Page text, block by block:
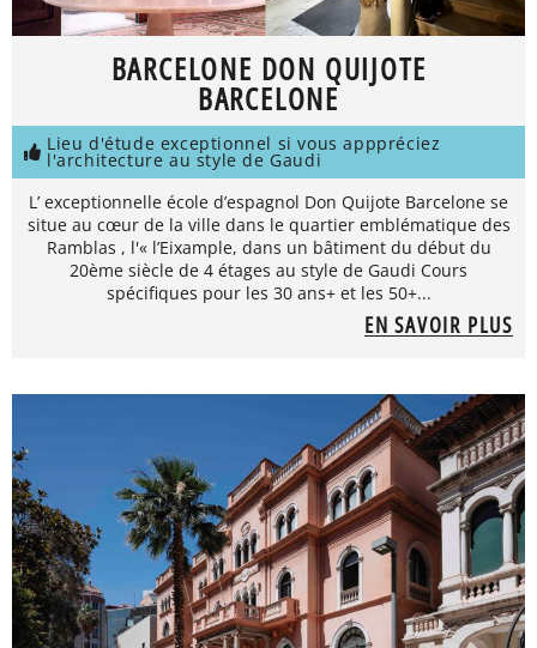
BARCELONE DON QUIJOTE
BARCELONE
Lieu d'étude exceptionnel si vous apppréciez
l'architecture au style de Gaudi
L’ exceptionnelle école d’espagnol Don Quijote Barcelone se
situe au cœur de la ville dans le quartier emblématique des
Ramblas , l'« l’Eixample, dans un bâtiment du début du
20ème siècle de 4 étages au style de Gaudi Cours
spécifiques pour les 30 ans+ et les 50+...
EN SAVOIR PLUS